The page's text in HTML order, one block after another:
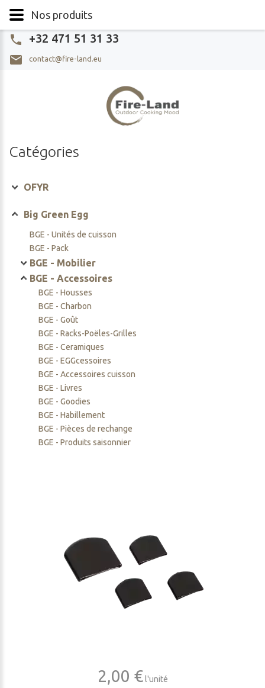
Nos produits
+32 471 51 31 33
contact@fire-land.eu
Catégories
OFYR
OFYR - Unités de cuisson
OFYR Classic
OFYR Classic storage
OFYR Island
OFYR Classic PRO
OFYR Classic storage PRO
OFYR Upgrade Set PRO
OFYR Island PRO
OFYR XL
OFYR Trailer
OFYR - Grill de table
OFYR Tabl'o
OFYR Accessoires
OFYR - Mobilier
OFYR Kamado table PRO
OFYR Mise en place PRO
OFYR Stockage Inserts PRO
OFYR Stockage bois
OFYR Table de découpe
OFYR Bancs
OFYR - Accessoires
Cuisson
Ustensile
Protection
Sets
Big Green Egg
BGE - Unités de cuisson
BGE - Pack
BGE - Mobilier
BGE - Tables
BGE - Berceaux
BGE - Accessoires
BGE - Housses
BGE - Charbon
BGE - Goût
BGE - Racks-Poëles-Grilles
BGE - Ceramiques
BGE - EGGcessoires
BGE - Accessoires cuisson
BGE - Livres
BGE - Goodies
BGE - Habillement
BGE - Pièces de rechange
BGE - Produits saisonnier
2,00 € l'unité